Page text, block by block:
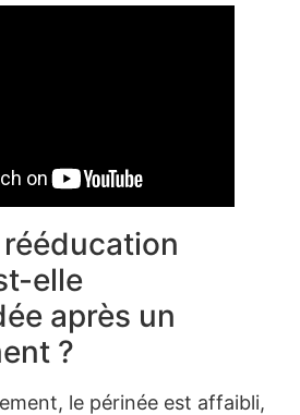
elle
après un
?
le périnée est affaibli,